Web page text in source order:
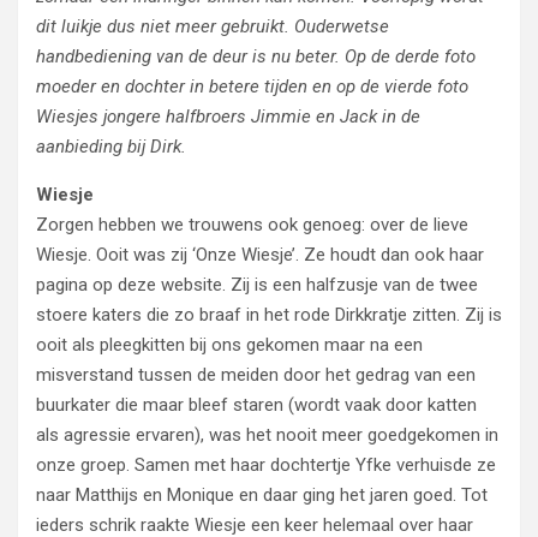
dit luikje dus niet meer gebruikt. Ouderwetse
handbediening van de deur is nu beter. Op de derde foto
moeder en dochter in betere tijden en op de vierde foto
Wiesjes jongere halfbroers Jimmie en Jack in de
aanbieding bij Dirk.
Wiesje
Zorgen hebben we trouwens ook genoeg: over de lieve
Wiesje. Ooit was zij ‘Onze Wiesje’. Ze houdt dan ook haar
pagina op deze website. Zij is een halfzusje van de twee
stoere katers die zo braaf in het rode Dirkkratje zitten. Zij is
ooit als pleegkitten bij ons gekomen maar na een
misverstand tussen de meiden door het gedrag van een
buurkater die maar bleef staren (wordt vaak door katten
als agressie ervaren), was het nooit meer goedgekomen in
onze groep. Samen met haar dochtertje Yfke verhuisde ze
naar Matthijs en Monique en daar ging het jaren goed. Tot
ieders schrik raakte Wiesje een keer helemaal over haar